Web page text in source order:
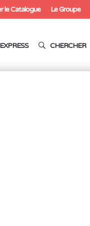
le Catalogue Le Groupe
CHERCHER